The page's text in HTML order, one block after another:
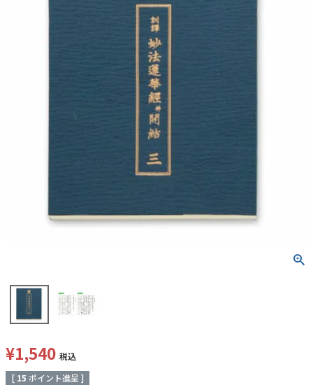
¥1,540 税込
[ 15 ポイント進呈 ]